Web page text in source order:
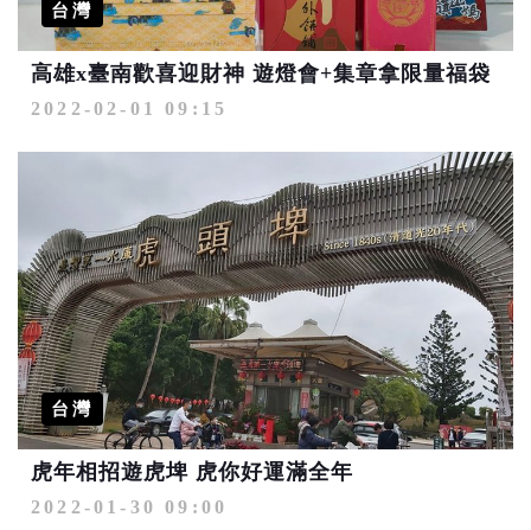
台灣
高雄x臺南歡喜迎財神 遊燈會+集章拿限量福袋
2022-02-01 09:15
台灣
虎年相招遊虎埤 虎你好運滿全年
2022-01-30 09:00